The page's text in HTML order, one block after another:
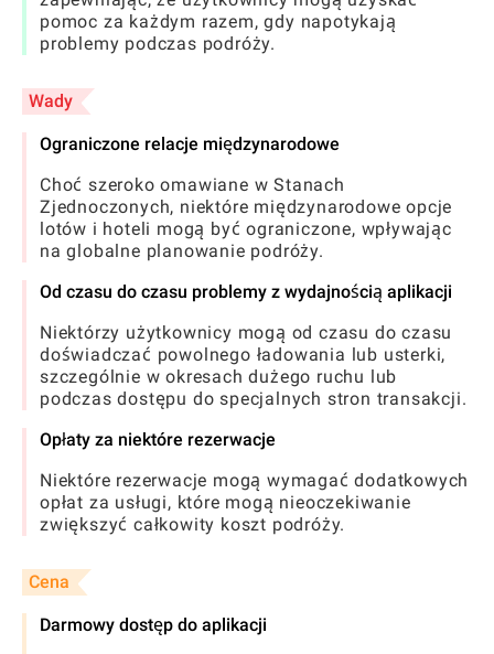
pomoc za każdym razem, gdy napotykają
problemy podczas podróży.
Wady
Ograniczone relacje międzynarodowe
Choć szeroko omawiane w Stanach
Zjednoczonych, niektóre międzynarodowe opcje
lotów i hoteli mogą być ograniczone, wpływając
na globalne planowanie podróży.
Od czasu do czasu problemy z wydajnością aplikacji
Niektórzy użytkownicy mogą od czasu do czasu
doświadczać powolnego ładowania lub usterki,
szczególnie w okresach dużego ruchu lub
podczas dostępu do specjalnych stron transakcji.
Opłaty za niektóre rezerwacje
Niektóre rezerwacje mogą wymagać dodatkowych
opłat za usługi, które mogą nieoczekiwanie
zwiększyć całkowity koszt podróży.
Cena
Darmowy dostęp do aplikacji